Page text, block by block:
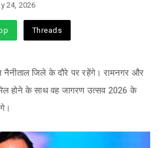
24, 2026
Threads
नैनीताल जिले के दौरे पर रहेंगे। रामनगर और
होने के साथ वह जागरण उत्सव 2026 के